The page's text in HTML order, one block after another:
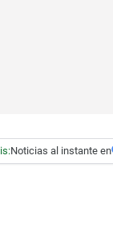
Noticias al instante en